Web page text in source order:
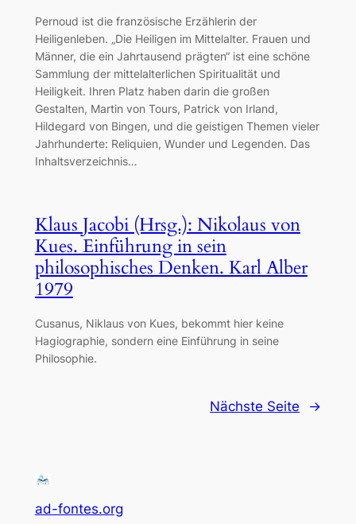
Pernoud ist die französische Erzählerin der
Heiligenleben. „Die Heiligen im Mittelalter. Frauen und
Männer, die ein Jahrtausend prägten“ ist eine schöne
Sammlung der mittelalterlichen Spiritualität und
Heiligkeit. Ihren Platz haben darin die großen
Gestalten, Martin von Tours, Patrick von Irland,
Hildegard von Bingen, und die geistigen Themen vieler
Jahrhunderte: Reliquien, Wunder und Legenden. Das
Inhaltsverzeichnis…
Klaus Jacobi (Hrsg.): Nikolaus von
Kues. Einführung in sein
philosophisches Denken. Karl Alber
1979
Cusanus, Niklaus von Kues, bekommt hier keine
Hagiographie, sondern eine Einführung in seine
Philosophie.
Nächste Seite →
ad-fontes.org